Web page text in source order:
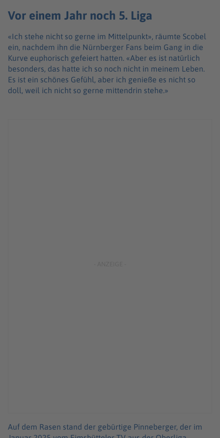
Vor einem Jahr noch 5. Liga
«Ich stehe nicht so gerne im Mittelpunkt», räumte Scobel
ein, nachdem ihn die Nürnberger Fans beim Gang in die
Kurve euphorisch gefeiert hatten. «Aber es ist natürlich
besonders, das hatte ich so noch nicht in meinem Leben.
Es ist ein schönes Gefühl, aber ich genieße es nicht so
doll, weil ich nicht so gerne mittendrin stehe.»
Auf dem Rasen stand der gebürtige Pinneberger, der im